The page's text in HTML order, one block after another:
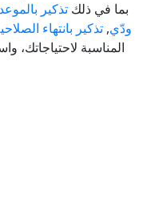
calculators بما في ذلك تذكير
ودّي, تذكير بانتهاء
المناسبة لاحتياجاتك،